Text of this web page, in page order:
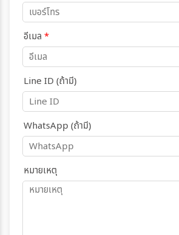
อีเมล *
Line ID (ถ้ามี)
WhatsApp (ถ้ามี)
หมายเหตุ